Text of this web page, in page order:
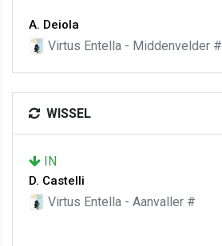
A. Deiola
Virtus Entella - Middenvelder #
WISSEL
IN
D. Castelli
Virtus Entella - Aanvaller #